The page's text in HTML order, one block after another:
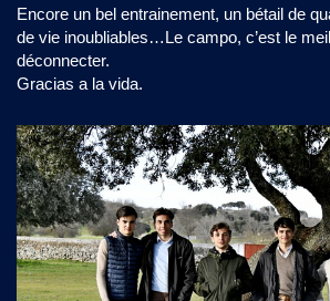
Encore un bel entrainement, un bétail de
de vie inoubliables…Le campo, c’est le
déconnecter.
Gracias a la vida.